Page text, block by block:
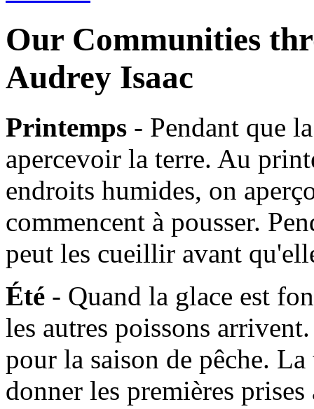
Our Communities
Audrey Isaac
Printemps - Pendant que
apercevoir la terre. Au
endroits humides, on
commencent à pousser.
peut les cueillir avant
Été - Quand la glace est
les autres poissons
pour la saison de pêche.
donner les premières